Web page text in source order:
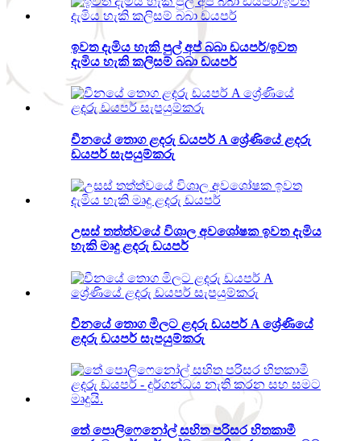
ඉවත දැමිය හැකි පුල් අප් බබා ඩයපර්/ඉවත
දැමිය හැකි කලිසම් බබා ඩයපර්
චීනයේ තොග ළදරු ඩයපර් A ශ්‍රේණියේ ළදරු
ඩයපර් සැපයුම්කරු
උසස් තත්ත්වයේ විශාල අවශෝෂක ඉවත දැමිය
හැකි මෘදු ළදරු ඩයපර්
චීනයේ තොග මිලට ළදරු ඩයපර් A ශ්‍රේණියේ
ළදරු ඩයපර් සැපයුම්කරු
තේ පොලිෆෙනෝල් සහිත පරිසර හිතකාමී